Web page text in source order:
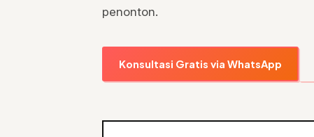
penonton.
Konsultasi Gratis via WhatsApp